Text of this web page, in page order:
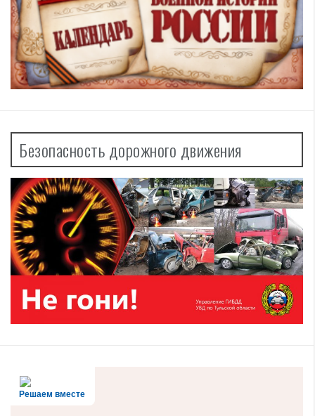
Безопасность дорожного движения
Решаем вместе